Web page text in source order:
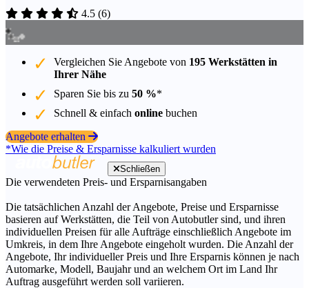
4.5 (6)
Vergleichen Sie Angebote von 195 Werkstätten in
Ihrer Nähe
Sparen Sie bis zu 50 %*
Schnell & einfach online buchen
Angebote erhalten
*Wie die Preise & Ersparnisse kalkuliert wurden
Schließen
Die verwendeten Preis- und Ersparnisangaben
Die tatsächlichen Anzahl der Angebote, Preise und Ersparnisse
basieren auf Werkstätten, die Teil von Autobutler sind, und ihren
individuellen Preisen für alle Aufträge einschließlich Angebote im
Umkreis, in dem Ihre Angebote eingeholt wurden. Die Anzahl der
Angebote, Ihr individueller Preis und Ihre Ersparnis können je nach
Automarke, Modell, Baujahr und an welchem Ort im Land Ihr
Auftrag ausgeführt werden soll variieren.